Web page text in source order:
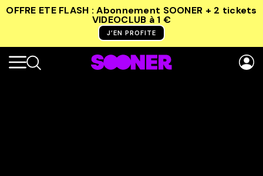
OFFRE ETE FLASH : Abonnement SOONER + 2 tickets
VIDEOCLUB à 1 €
J’EN PROFITE